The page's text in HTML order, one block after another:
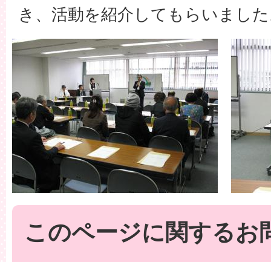
き、活動を紹介してもらいまし
このページに関するお